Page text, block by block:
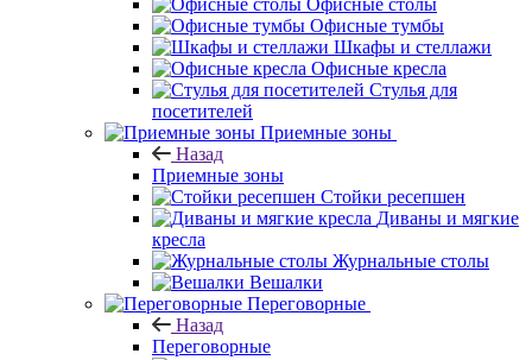
Офисные столы
Офисные тумбы
Шкафы и стеллажи
Офисные кресла
Стулья для
посетителей
Приемные зоны
Назад
Приемные зоны
Стойки ресепшен
Диваны и мягкие
кресла
Журнальные столы
Вешалки
Переговорные
Назад
Переговорные